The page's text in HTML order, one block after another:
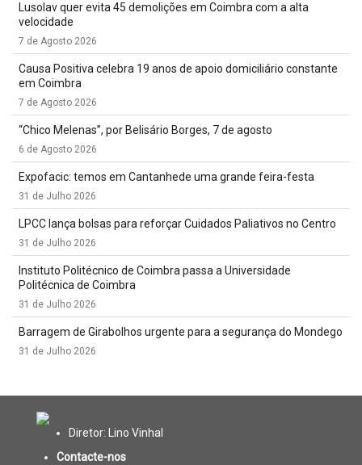
Lusolav quer evita 45 demolições em Coimbra com a alta
velocidade
7 de Agosto 2026
Causa Positiva celebra 19 anos de apoio domiciliário constante
em Coimbra
7 de Agosto 2026
“Chico Melenas”, por Belisário Borges, 7 de agosto
6 de Agosto 2026
Expofacic: temos em Cantanhede uma grande feira-festa
31 de Julho 2026
LPCC lança bolsas para reforçar Cuidados Paliativos no Centro
31 de Julho 2026
Instituto Politécnico de Coimbra passa a Universidade
Politécnica de Coimbra
31 de Julho 2026
Barragem de Girabolhos urgente para a segurança do Mondego
31 de Julho 2026
Diretor: Lino Vinhal
Contacte-nos